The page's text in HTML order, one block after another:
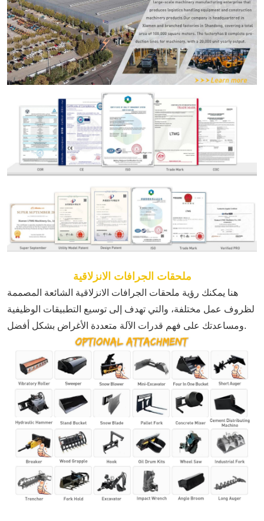
ملحقات الجرافات الانزلاقية
هنا يمكنك رؤية ملحقات الجرافات الانزلاقية الشائعة المصممة
لظروف عمل مختلفة، والتي تهدف إلى توسيع التطبيقات الوظيفية
ومساعدتك على فهم قدرات الآلة متعددة الأغراض بشكل أفضل.